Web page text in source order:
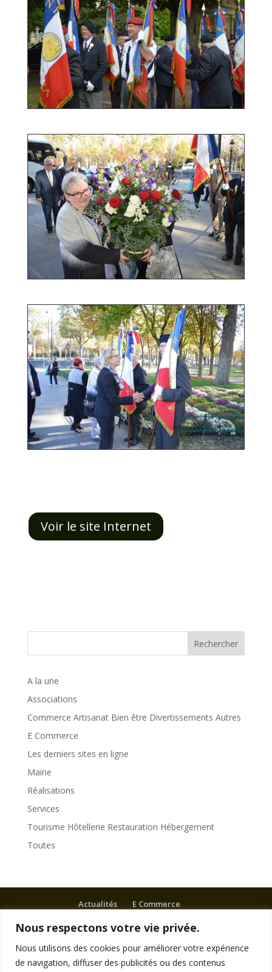
Nous respectons votre vie privée.
Nous utilisons des cookies pour améliorer votre expérience
de navigation, diffuser des publicités ou des contenus
Voir le site Internet
Rechercher
A la une
Associations
Commerce Artisanat Bien être Divertissements Autres
E Commerce
Les derniers sites en ligne
Mairie
Réalisations
Services
Tourisme Hôtellerie Restauration Hébergement
Toutes
Actualités
E Commerce
Services
Mairies
Commerce Artisanat Bien-être Divertissements
Autres